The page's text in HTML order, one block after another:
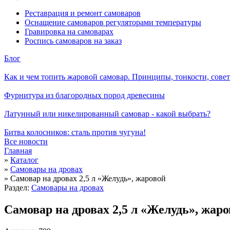
Реставрация и ремонт самоваров
Оснащение самоваров регуляторами температуры
Гравировка на самоварах
Роспись самоваров на заказ
Блог
Как и чем топить жаровой самовар. Принципы, тонкости,
Фурнитура из благородных пород древесины
Латунный или никелированный самовар - какой выбрать?
Битва колосников: сталь против чугуна!
Все новости
Главная
» Каталог
» Cамовары на дровах
» Самовар на дровах 2,5 л «Желудь», жаровой
Раздел: Cамовары на дровах
Самовар на дровах 2,5 л «Желудь»,